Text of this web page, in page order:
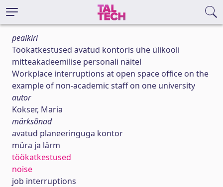
pealkiri
Töökatkestused avatud kontoris ühe ülikooli
mitteakadeemilise personali näitel
Workplace interruptions at open space office on the
example of non-academic staff on one university
autor
Kokser, Maria
märksõnad
avatud planeeringuga kontor
müra ja lärm
töökatkestused
noise
job interruptions